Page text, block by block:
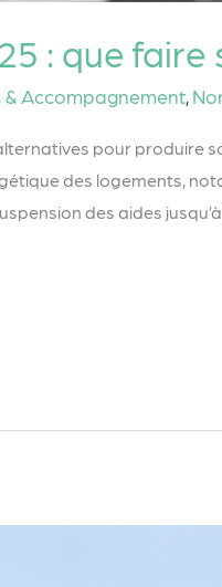
: que faire
& Accompagnement,
pour produire
des logements,
des aides